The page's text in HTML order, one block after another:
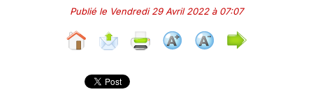
Publié le Vendredi 29 Avril 2022 à 07:07